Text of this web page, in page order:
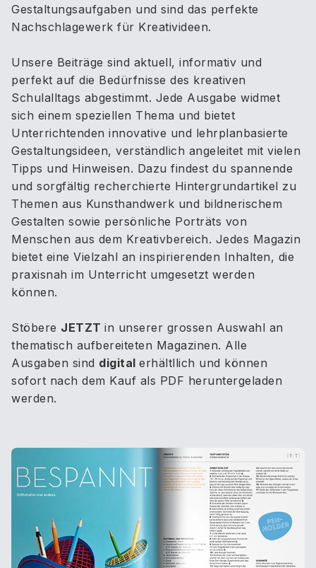
Gestaltungsaufgaben und sind das perfekte
Nachschlagewerk für Kreativideen.
Unsere Beiträge sind aktuell, informativ und
perfekt auf die Bedürfnisse des kreativen
Schulalltags abgestimmt. Jede Ausgabe widmet
sich einem speziellen Thema und bietet
Unterrichtenden innovative und lehrplanbasierte
Gestaltungsideen, verständlich angeleitet mit vielen
Tipps und Hinweisen. Dazu findest du spannende
und sorgfältig recherchierte Hintergrundartikel zu
Themen aus Kunsthandwerk und bildnerischem
Gestalten sowie persönliche Porträts von
Menschen aus dem Kreativbereich. Jedes Magazin
bietet eine Vielzahl an inspirierenden Inhalten, die
praxisnah im Unterricht umgesetzt werden
können.
Stöbere JETZT in unserer grossen Auswahl an
thematisch aufbereiteten Magazinen. Alle
Ausgaben sind digital erhältllich und können
sofort nach dem Kauf als PDF heruntergeladen
werden.